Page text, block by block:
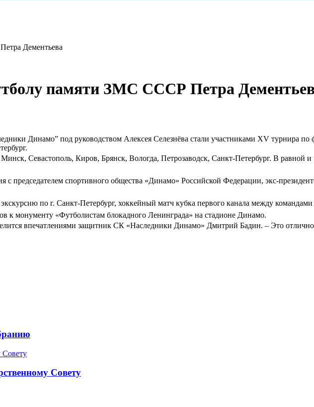
Дементьева
памяти ЗМС СССР Петра
Динамо” под руководством Алексея Селезнёва стали участниками XV турнира
Севастополь, Киров, Брянск, Вологда, Петрозаводск, Санкт-Петербург. В равной
председателем спортивного общества «Динамо» Российской Федерации, экс-
по г. Санкт-Петербург, хоккейный матч кубка первого канала между
к монументу «Футболистам блокадного Ленинграда» на стадионе Динамо.
впечатлениями защитник СК «Наследники Динамо» Дмитрий Бадин. – Это
Совету